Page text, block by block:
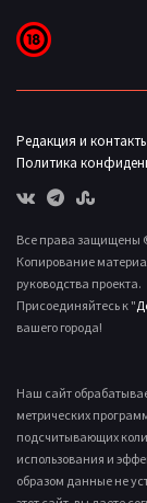
Редакция и
Политика
Все права защищены
Копирование
руководства проекта.
Присоединяйтесь к "
вашего города!
Наш сайт
метрических
подсчитывающих
использования и
образом данные не